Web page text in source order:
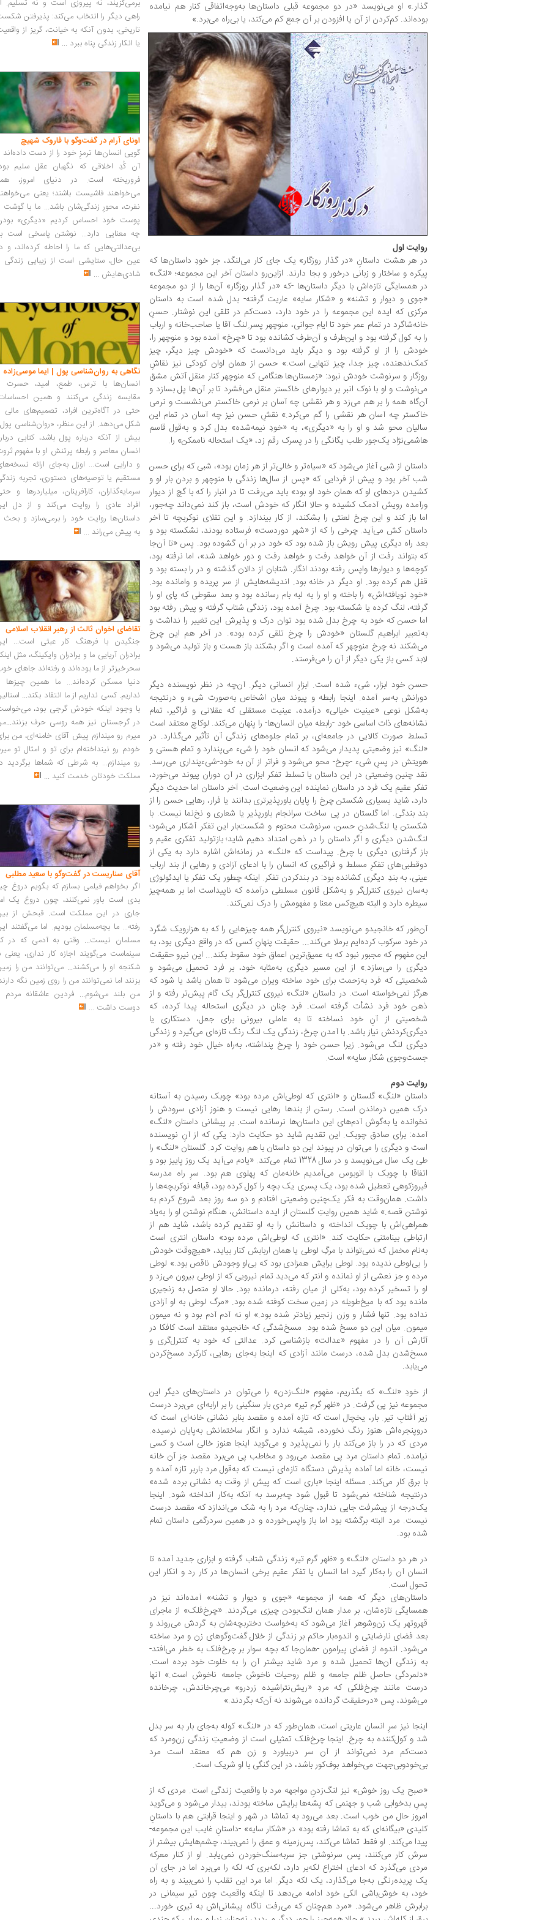
گذار.» او می‌نویسد «در دو مجموعه قبلی داستان‌ها به‌وجه‌اتفاقی كنار هم نیامده‌
بوده‌اند. كم‌كردن از آن یا افزودن بر آن جمع كم می‌كند، یا بی‌راه می‌برد.»
روایت اول
در هر هشت‌ داستانِ «در گذار روزگار» یک جای کار می‌لنگد، جز خودِ داستان‌ها که
پیکره و ساختار و زبانی درخور و بجا دارند. ازاین‌رو داستان آخر این مجموعه؛ «لنگ»
در همسایگی تازه‌اش با دیگر داستان‌ها -که «در گذار روزگار» آن‌ها را از دو مجموعه
«جوی و دیوار و تشنه» و «شکار سایه» عاریت گرفته- بدل شده است به داستان
مرکزی که ایده این مجموعه را در خود دارد، دست‌کم در تلقی این نوشتار. حسنِ
خانه‌شاگرد در تمام عمر خود تا ایام جوانی، منوچهر پسر ِلنگ آقا یا صاحب‌خانه و ارباب
را به کول گرفته بود و این‌طرف و آن‌طرف کشانده بود تا «چرخ» آمده بود و منوچهر را،
خودش را از او گرفته بود و دیگر باید می‌دانست که «خودش چیز دیگر، چیز
کمک‌ندهنده، چیز جدا، چیز تنهایی است.» حسن از همان اوان کودکی نیز نقاشِ
روزگار و سرنوشت خودش نبود: «زمستان‌ها هنگامی که منوچهر کنار منقل آتش مشق
می‌نوشت و او با نوک انبر بر دیوارهای خاکستر منقل می‌فشرد تا بر آن‌ها پل بسازد و
آن‌گاه همه را بر هم می‌زد و هر نقشی چه آسان بر نرمی خاکستر می‌نشست و نرمی
خاکستر چه آسان هر نقشی را گم می‌کرد.» نقشِ حسن نیز چه آسان در تمام این
سالیان محو شد و او را به «دیگری»، به «خودِ نیمه‌شده» بدل کرد و به‌قول قاسم
هاشمی‌ن‍ژاد یک‌جور طلب یگانگی را در پسرک رقم زد، «یک استحاله ناممکن» را.
داستان از شبی آغاز می‌شود که «سیاه‌تر و خالی‌تر از هر زمان بود»، ‌شبی که برای حسن
شب آخر بود و پیش از فردایی که «پس از سال‌ها زندگی با منوچهر و بردن بار او و
کشیدن دردهای او که همان خود او بود» باید می‌رفت تا در انبار را که با گچ از دیوار
ورآمده رویش آدمک کشیده و حالا انگار که خودش است، باز کند نمی‌داند چه‌جور،
اما باز کند و این چرخ لعنتی را بشکند، از کار بیندازد. و این تقلای نوکربچه تا آخر
داستان کش می‌آید. چرخی را که از «شهر دوردست» فرستاده بودند، نشکسته بود و
بعد راه دیگری پیش رویش باز شده بود که خود در بر آن گشوده بود. پس «تا آن‌جا
که بتواند رفت از آن خواهد رفت و خواهد رفت و دور خواهد شد»، اما نرفته بود،
کوچه‌ها و دیوارها واپس رفته بودند انگار. شتابان از دالان گذشته و در را بسته بود و
قفل هم کرده بود. او دیگر در خانه بود. اندیشه‌هایش از سر پریده و وامانده بود.
«خودِ نویافته‌اش» را باخته و او را به لبه بام رسانده بود و بعد سقوطی که پای او را
گرفته، لنگ کرده یا شکسته بود. چرخ آمده بود،‌ زندگی شتاب گرفته و پیش رفته بود
اما حسن که خود به چرخ بدل شده بود توان درک و پذیرش این تغییر را نداشت و
به‌تعبیر ابراهیم گلستان «خودش را چرخ تلقی کرده بود». در آخر هم این چرخ
می‌شکند نه چرخ منوچهر که آمده است و اگر بشکند باز هست و باز تولید می‌شود و
لابد کسی باز یکی دیگر از آن را می‌فرستد.
حسن خود ابزار، شیء شده است. ابزارِ انسانی دیگر. آن‌چه در نظر نویسنده دیگر
دورانش به‌سر آمده. اینجا رابطه و پیوند میان اشخاص به‌صورت شیء و درنتیجه
به‌شکل نوعی «عینیت خیالی» درآمده،‌ عینیت مستقلی که عقلانی و فراگیر، تمام
نشانه‌های ذات اساسی خود -رابطه میان انسان‌ها- را پنهان می‌کند. لوکاچ معتقد است
تسلط صورت کالایی در جامعه‌ای، بر تمام جلوه‌های زندگی آن تأثیر می‌گذارد. در
«لنگ» نیز وضعیتی پدیدار می‌شود که انسان خود را شیء می‌پندارد و تمام هستی و
هویتش در پسِ شیء -چرخ- محو می‌شود و فراتر از آن به خود-شیءپنداری می‌رسد.
نقد چنین وضعیتی در این داستان با تسلط تفکر ابزاری در آن دوران پیوند می‌خورد،
تفکر عقیمِ یک فرد در داستان نماینده این وضعیت است. آخر داستان اما حدیث‌ دیگر
دارد، شاید بسیاری شکستن چرخ را پایان باورپذیرتری بدانند یا فرار، رهایی حسن را از
بند بندگی. اما گلستان در پی ساخت سرانجام باورپذیر یا شعاری و نخ‌نما نیست. با
شکستن یا لنگ‌شدنِ حسن، سرنوشت محتوم و شکست‌بار این تفکر آشکار می‌شود؛
لنگ‌شدن دیگری و اگر داستان را در ذهن امتداد دهیم شاید؛ بازتولید تفکری عقیم و
باز گرفتاری دیگری با چرخ. پیداست که «لنگ» در زمانه‌اش اشاره دارد به یکی از
دوقطبی‌های تفکرِ مسلط و فراگیری که انسان را با ادعای آزادی و رهایی از بند ارباب
عینی، به بندِ دیگری کشانده بود: در بندکردن تفکر. اینکه چطور یک تفکر یا ایدئولوژی
به‌سان نیروی کنترل‌گر و به‌شکل قانون مسلطی درآمده که ناپیداست اما بر همه‌چیز
سیطره دارد و البته هیچ‌کس معنا و مفهومش را درک نمی‌کند.
آن‌طور که خانجیدو می‌نویسد «نیروی کنترل‌گر همه چیزهایی را که به هزار‌ویک شگرد
در خود سرکوب کرده‌ایم برملا می‌کند... حقیقت پنهانِ کسی که در واقع دیگری بود، به
این مفهوم که مجبور نبود که به عمیق‌ترین اعماق خود سقوط بکند... این نیرو حقیقت
دیگری را می‌سازد.» از این مسیر دیگری به‌مثابه خود، بر فرد تحمیل می‌شود و
شخصیتی که فرد به‌زحمت برای خود ساخته ویران می‌شود تا همان باشد یا شود که
هرگز نمی‌خواسته است. در داستان «لنگ» نیروی کنترل‌گر یک گام پیش‌تر رفته و از
ذهن خود فرد نشأت‌ گرفته است. فرد چنان در دیگری استحاله پیدا کرده، که
شخصیتی از آنِ خود نساخته تا به عاملی بیرونی برای جعل، دستکاری یا
دیگری‌کردنش نیاز باشد. با آمدن چرخ، زندگی یک لنگ رنگ تازه‌ای می‌گیرد و زندگی
دیگری لنگ می‌شود. زیرا حسن خود را چرخ پنداشته، به‌راه خیال خود رفته و «در
جست‌وجوی شکار سایه» است.
روایت دوم
داستان «لنگِ» گلستان و «انتری که لوطی‌اش مرده بود» چوبک رسیدن به آستانه
درک همین درماندن است. رستن از بندها رهایی نیست و هنوز آزادی سرودش را
نخوانده یا به‌گوش آدم‌های این داستان‌ها نرسانده است. بر پیشانی داستان «لنگ»
آمده: برای صادق چوبک. این تقدیم‌ شاید دو حکایت دارد: یکی که از آنِ نویسنده
است و دیگری را می‌توان در پیوند این دو داستان با هم روایت کرد. گلستان «لنگ» را
طی یک سال می‌نویسد و در سال 1328 تمام می‌کند. «یادم می‌آید یک روز پاییز بود و
اتفاقا با چوبک با اتوبوس می‌آمدیم خانه‌مان که پهلوی هم بود. سرِ راه مدرسه
فیروزکوهی تعطیل شده بود، یک پسری یک بچه را کول کرده بود، قیافه نوکربچه‌ها را
داشت. همان‌وقت به فکر یک‌چنین وضعیتی افتادم و دو سه روز بعد شروع کردم به
نوشتن قصه.»‌ شاید همین روایتِ گلستان از ایده داستانش، هنگام نوشتن او را به‌یاد
همراهی‌اش با چوبک انداخته و داستانش را به او تقدیم کرده باشد، شاید هم از
ارتباطی بینامتنی حکایت کند. «انتری که لوطی‌اش مرده بود» داستان انتری است
به‌نام مخمل که نمی‌تواند با مرگِ لوطی یا همان اربابش کنار بیاید، «هیچ‌وقت خودش
را بی‌لوطی ندیده بود. لوطی برایش همزادی بود که بی‌او وجودش ناقص بود.» لوطی
مرده و جز نعشی از او نمانده و انتر که می‌دید تمام نیرویی که از لوطی بیرون می‌زد و
او را تسخیر کرده بود، به‌کلی از میان رفته، درمانده بود. حالا او متصل به زنجیری
مانده بود که با میخ‌طویله در زمین سخت کوفته شده بود. «مرگ لوطی به او آزادی
نداده بود. تنها فشار و وزن زنجیر زیادتر شده بود.» او نه آدم آدم بود و نه میمون
میمون. میان این دو مسخ شده بود. مسخ‌شدگی که خانجیدو معتقد است کافکا در
آثارش آن را در مفهوم «عدالت» ‌بازشناسی کرد. عدالتی که خود به کنترل‌گری و
مسخ‌شدن بدل شده، درست مانند آزادی که اینجا به‌جای رهایی، کارکرد مسخ‌کردن
می‌یابد.
از خودِ «لنگ» که بگذریم، مفهوم «لنگ‌زدن» را می‌توان در داستان‌های دیگر این
مجموعه نیز پی گرفت. در «ظهر گرم تیر» مردی بار سنگینی را بر ارابه‌ای می‌برد درست
زیر آفتابِ تیر. بار، یخچال است که تازه آمده و مقصد بنابر نشانی خانه‌ای است که
دروپنجره‌اش هنوز رنگ نخورده، ‌شیشه ندارد و انگار ساختمانش به‌پایان نرسیده.
مردی که در را باز می‌کند بار را نمی‌پذیرد و می‌گوید اینجا هنوز خالی است و کسی
نیامده. تمام داستان مرد پی مقصد می‌رود و مخاطب پی می‌برد مقصد جز آن خانه
نیست، خانه اما آماده پذیرش دستگاه تازه‌ای نیست که به‌قول مرد باربر تازه آمده و
با برق كار می‌کند. مسئله اینجا «باری است که پیش از وقت به نشانی برده شده»
درنتیجه شناخته نمی‌شود تا قبول شود چه‌برسد به آنکه به‌کار انداخته شود. اینجا
یک‌درجه از پیشرفت جایی ندارد، چنان‌که مرد را به شک می‌اندازد که مقصد درست
نیست. مرد البته برگشته بود اما باز واپس‌خورده و در همین سردرگمی داستان تمام
شده بود.
در هر دو داستان «لنگ» و «ظهر گرم تیر» زندگی شتاب گرفته و ابزاری جدید آمده تا
انسان آن را به‌کار گیرد اما انسان‌ یا تفکر عقیم برخی انسان‌ها در کار رد و انکار این
تحول است.
داستان‌های دیگر که همه از مجموعه «جوی و دیوار و تشنه» آمده‌اند نیز در
همسایگی تازه‌شان، بر مدار همان لنگ‌بودن چیزی می‌گردند. «چرخ‌فلک» از ماجرای
قهروتهر یک زن‌وشوهر آغاز می‌شود که به‌خواست دختربچه‌شان به گردش می‌روند و
بعد فضای نارضایتی و اندوه‌بار حاکم بر زندگی از خلال گفت‌وگوهای زن و مرد ساخته
می‌شود. اندوه از فضای پیرامون -همان‌جا که بچه سوار بر چرخ‌فلک به خطر می‌افتد-‌
به زندگی آن‌ها تحمیل شده و مرد شاید بیشتر آن را به خلوت خود برده است.
«دلمردگی حاصل ظلم جامعه و ظلم روحیات ناخوش جامعه ناخوش است.» آنها
درست مانند چرخ‌فلکی که مردِ «ریش‌نتراشیده زردرو» می‌چرخاندش، چرخانده
می‌شوند، پس «درحقیقت گردانده می‌شوند نه آن‌که بگردند.»
اینجا نیز سرِ انسان عاریتی است، همان‌طور که در «لنگ» کوله به‌جای بار به سر بدل
شد و کول‌کننده به چرخ. اینجا چرخ‌فلک تمثیلی است از وضعیتِ زندگی زن‌ومرد که
دست‌کم مرد نمی‌تواند از آن سر دربیاورد و زن هم که معتقد است مرد
بی‌خودوبی‌جهت می‌خواهد بوف‌کور باشد، در این گنگی با او شریک است.
«صبح یک روز خوش» نیز لنگ‌زدنِ مواجهه مرد با واقعیت زندگی است. مردی که از
پسِ بدخوابی شب و جهنمی که پشه‌ها برایش ساخته بودند، بیدار می‌شود و می‌گوید
امروز حال من خوب است. بعد می‌رود به تماشا در شهر و اینجا قرابتی هم با داستانِ
کلیدی «بیگانه‌ای که به تماشا رفته بود» در «شکار سایه» -داستانِ غایب این مجموعه-
پیدا می‌کند. او فقط تماشا می‌کند، پس‌زمینه و عمق را نمی‌بیند، چشم‌هایش بیشتر از
سرش کار می‌کنند، پس سرنوشتی جز سربه‌سنگ‌خوردن نمی‌یابد. او از کنار معرکه
مردی می‌گذرد که ادعای اختراع لکه‌بر دارد، لکه‌بری که لکه را می‌برد اما در جای آن
یک پریده‌رنگی به‌جا می‌گذارد، یک لکه دیگر. اما مرد این تقلب را نمی‌بیند و به راه
خود، به خوش‌باشی الکی خود ادامه می‌دهد تا اینکه واقعیت چون تیر سیمانی در
برابرش ظاهر می‌شود. «مرد هم‌چنان که می‌رفت ناگاه پیشانی‌اش به تیری خورد...
برمی‌گزیند، نه پیروزی است و نه تسلیم.
راهی دیگر را انتخاب می‌کند: پذیرفتن
تاریخی، بدون آنکه به خیانت، گریز از
یا انکار زندگی پناه ببرد ...
اونای آرام در گفت‌وگو با فاروک شهیچ‭
گویی انسان‌ها ترمزِ خود را از دست داده‌اند
آن کُدِ اخلاقی که نگهبان عقل سلیم
فروریخته است. در دنیای امروز،
می‌خواهند فاشیست باشند؛ یعنی
نفرت، محورِ زندگی‌شان باشد... ما با گوشت
پوست خود احساس کردیم «دیگری»
چه معنایی دارد... نوشتن پاسخی است
بی‌عدالتی‌هایی که ما را احاطه کرده‌اند، و
عین حال، ستایشی است از زیبایی زندگی
شادی‌هایش ...
نگاهی به روان‌شناسی پول | ایما موسی‌زاده
انسان‌ها با ترس، طمع، امید، حسرت
مقایسه زندگی می‌کنند و همین
حتی در آگاه‌ترین افراد، تصمیم‌های مالی
شکل می‌دهد. از این منظر، «روان‌شناسی
بیش از آنکه درباره پول باشد، کتابی
انسان معاصر و رابطه پرتنش او با مفهوم
و دارایی است... اوزل به‌جای ارائه
مستقیم یا توصیه‌های دستوری، تجربه
سرمایه‌گذاران، کارآفرینان، میلیاردرها و
افراد عادی را روایت می‌کند و از دل
داستان‌ها روایت خود را برمی‌سازد و بحث
به پیش می‌راند ...
تقاضای اخوان ثالث از رهبر انقلاب اسلامی
جنگیدن با فرهنگ کار عبثی است...
برادران آریایی ما و برادران وایکینگ، مثل
سحرخیزتر از ما بوده‌اند و رفته‌اند جاهای
دنیا مسکن کرده‌اند... ما همین چیزها
نداریم. کسی نداریم از ما انتقاد بکند...
با وجود اینکه خودش گرجی بود،
در گرجستان نیز همه روسی حرف
میرم رو میندازم پیش آقای خامنه‌ای، من
خودم رو نینداخته‌ام برای تو و امثال تو
رو میندازم... به شرطی که شماها برگردید
مملکت خودتان خدمت کنید ...
آقای سناریست در گفت‌وگو با سعید مطلبی
اگر بخواهم فیلمی بسازم که بگویم دروغ
بدی است باور نمی‌کنند، چون دروغ یک
جاری در این مملکت است. قبحش از
رفته... ما بچه‌مسلمان بودیم. اما می‌گفتند
مسلمان نیست... وقتی به آدمی که در
سینماست می‌گویند اجازه کار نداری، یعنی
شکنجه او را می‌کشند... می‌توانند من را
بزنند اما نمی‌توانند من را روی زمین نگه
من بلند می‌شوم... فردین عاشقانه مردم
دوست داشت ...